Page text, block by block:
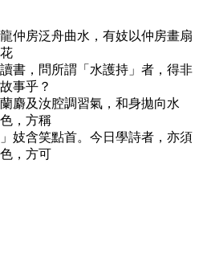
仲房泛舟曲水，有妓以仲房畫扇
書，問所謂「水護持」者，得非
事乎？
麝及汝腔調習氣，和身拋向水
，方稱
妓含笑點首。今日學詩者，亦須
，方可